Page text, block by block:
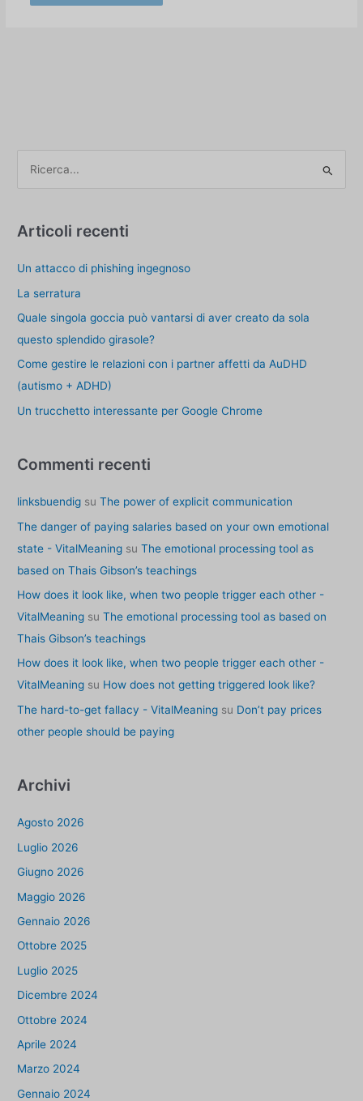
c
p
e
r
:
Articoli recenti
Un attacco di phishing ingegnoso
La serratura
Quale singola goccia può vantarsi di aver creato da sola
questo splendido girasole?
Come gestire le relazioni con i partner affetti da AuDHD
(autismo + ADHD)
Un trucchetto interessante per Google Chrome
Commenti recenti
linksbuendig suThe power of explicit communication
The danger of paying salaries based on your own emotional
state - VitalMeaning suThe emotional processing tool as
based on Thais Gibson’s teachings
How does it look like, when two people trigger each other -
VitalMeaning suThe emotional processing tool as based on
Thais Gibson’s teachings
How does it look like, when two people trigger each other -
VitalMeaning su How does not getting triggered look like?
The hard-to-get fallacy - VitalMeaning su Don’t pay prices
other people should be paying
Archivi
Agosto 2026
Luglio 2026
Giugno 2026
Maggio 2026
Gennaio 2026
Ottobre 2025
Luglio 2025
Dicembre 2024
Ottobre 2024
Aprile 2024
Marzo 2024
Gennaio 2024